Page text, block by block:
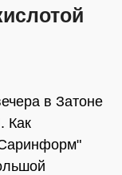
в Затоне
Как